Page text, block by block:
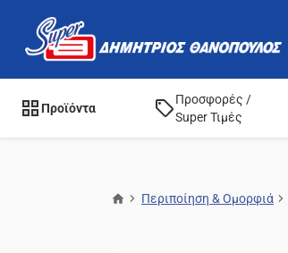
Προϊόντα
Προσφορές /
Super Τιμές
Περιποίηση & Ομορφιά